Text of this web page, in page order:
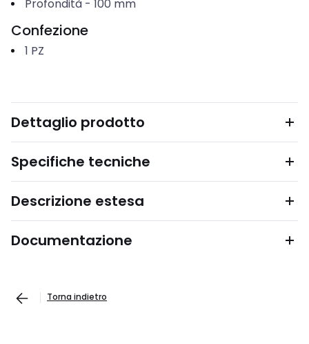
Profondità- 100 mm
Confezione
1 PZ
Dettaglio prodotto
Specifiche tecniche
Descrizione estesa
Documentazione
Torna indietro